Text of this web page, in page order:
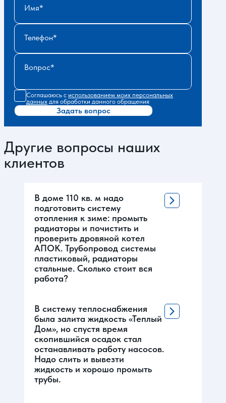
Имя
Телефон
Вопрос
Соглашаюсь с использованием моих персональных
данных для обработки данного обращения
Задать вопрос
Другие вопросы наших
клиентов
В доме 110 кв. м надо
подготовить систему
отопления к зиме: промыть
радиаторы и почистить и
проверить дровяной котел
АПОК. Трубопровод системы
пластиковый, радиаторы
стальные. Сколько стоит вся
работа?
В систему теплоснабжения
была залита жидкость «Теплый
Дом», но спустя время
скопившийся осадок стал
останавливать работу насосов.
Надо слить и вывезти
жидкость и хорошо промыть
трубы.